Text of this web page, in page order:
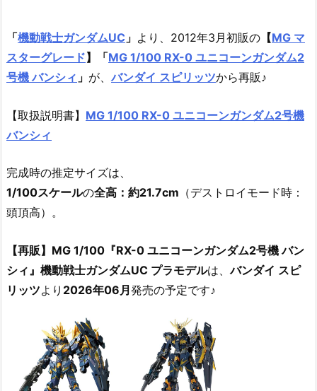
「機動戦士ガンダムUC 」 より、2012年3月初販の 【MG マ
スターグレード】 「MG 1/100 RX-0 ユニコーンガンダム2
号機 バンシィ 」 が、バンダイ スピリッツから再販♪
【取扱説明書】 MG 1/100 RX-0 ユニコーンガンダム2号機
バンシィ
完成時の推定サイズは、
1/100スケールの全高：約21.7cm （デストロイモード時：
頭頂高）。
【再販】MG 1/100『RX-0 ユニコーンガンダム2号機 バン
シィ』機動戦士ガンダムUC プラモデルは、バンダイ スピ
リッツより 2026年06月発売の予定です♪